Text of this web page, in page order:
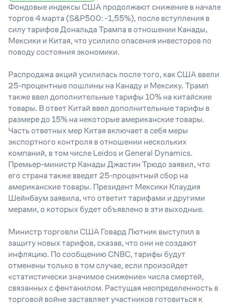
Фондовые индексы США продолжают снижение в начале
торгов 4 марта (S&P500: -1,55%), после вступления в
силу тарифов Дональда Трампа в отношении Канады,
Мексики и Китая, что усилило опасения инвесторов по
поводу состояния экономики.
Распродажа акций усилилась после того, как США ввели
25-процентные пошлины на Канаду и Мексику. Трамп
также ввел дополнительные тарифы 10% на китайские
товары. В ответ Китай ввел дополнительные тарифы в
размере до 15% на некоторые американские товары.
Часть ответных мер Китая включает в себя меры
экспортного контроля в отношении нескольких
компаний, в том числе Leidos и General Dynamics.
Премьер-министр Канады Джастин Трюдо заявил, что
его страна также введет 25-процентный сбор на
американские товары. Президент Мексики Клаудия
Шейнбаум заявила, что ответит тарифами и другими
мерами, о которых будет объявлено в эти выходные.
Министр торговли США Говард Лютник выступил в
защиту новых тарифов, сказав, что они не создают
инфляцию. По сообщению CNBC, тарифы будут
отменены только в том случае, если произойдет
«статистически значимое снижение» числа смертей,
связанных с фентанилом. Растущая неопределенность в
торговой войне заставляет участников готовиться к